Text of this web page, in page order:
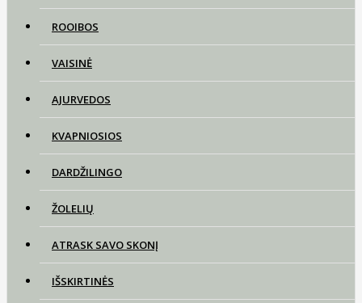
ROOIBOS
VAISINĖ
AJURVEDOS
KVAPNIOSIOS
DARDŽILINGO
ŽOLELIŲ
ATRASK SAVO SKONĮ
IŠSKIRTINĖS